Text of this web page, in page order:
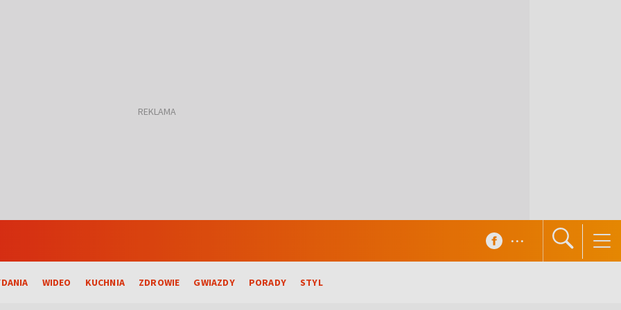
WIDEO KUCHNIA ZDROWIE GWIAZDY PORADY STYL
...